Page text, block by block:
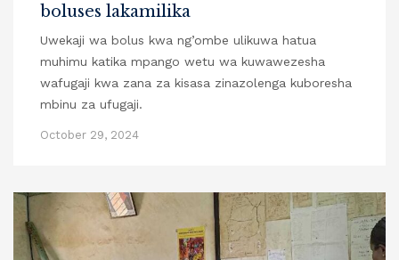
boluses lakamilika
Uwekaji wa bolus kwa ng’ombe ulikuwa hatua
muhimu katika mpango wetu wa kuwawezesha
wafugaji kwa zana za kisasa zinazolenga kuboresha
mbinu za ufugaji.
October 29, 2024